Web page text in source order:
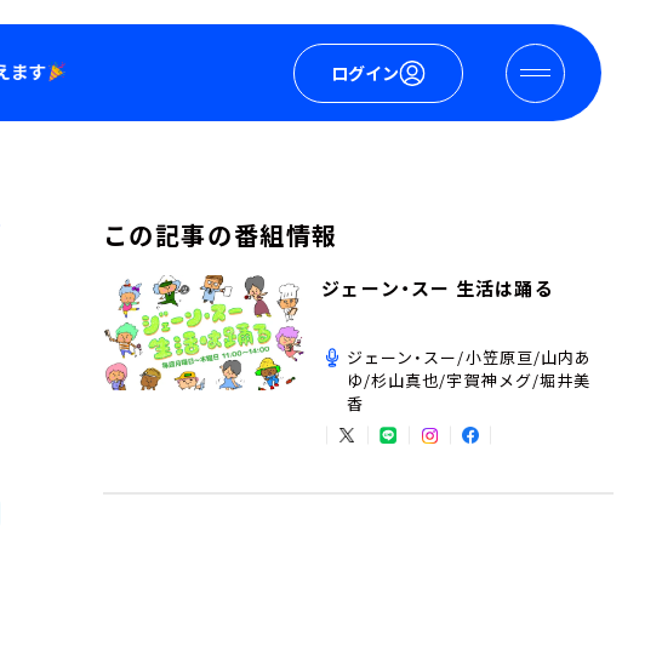
ログイン
この記事の番組情報
ジェーン・スー 生活は踊る
ジェーン・スー/小笠原亘/山内あ
ゆ/杉山真也/宇賀神メグ/堀井美
香